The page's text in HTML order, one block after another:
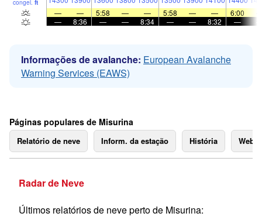
congel. ft
—
— 5:58 — — 5:58 — — 6:00
—
8:36 — — 8:34 — — 8:32 —
Informações de avalanche: European Avalanche
Warning Services (EAWS)
Páginas populares de Misurina
Relatório de neve Inform. da estação História
Radar de Neve
Últimos relatórios de neve perto de Misurina: